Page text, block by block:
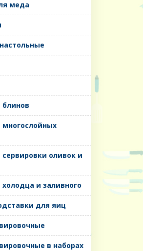
меда
оливок и
и заливного
для яиц
в наборах